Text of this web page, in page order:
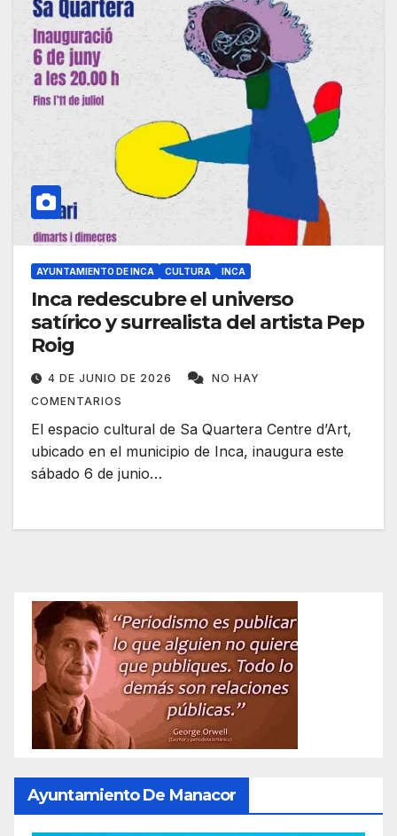
AYUNTAMIENTO DE INCA CULTURA INCA
Inca redescubre el universo
satírico y surrealista del artista Pep
Roig
4 DE JUNIO DE 2026
NO HAY
COMENTARIOS
El espacio cultural de Sa Quartera Centre d’Art,
ubicado en el municipio de Inca, inaugura este
sábado 6 de junio…
Ayuntamiento De Manacor